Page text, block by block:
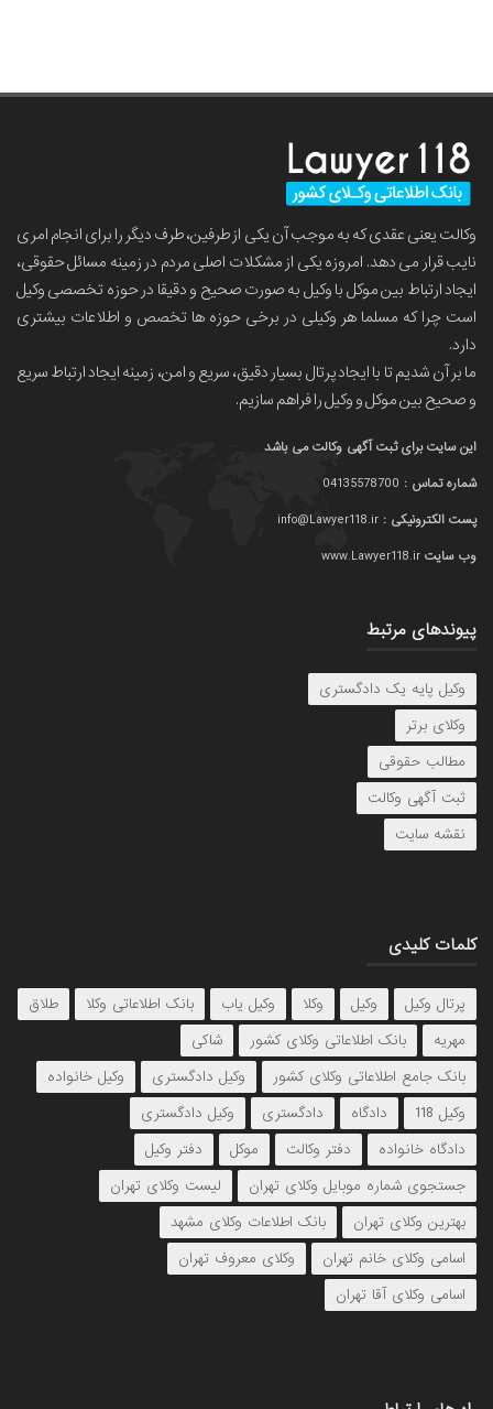
وکالت یعنی عقدی که به موجب آن یکی از طرفین، طرف دیگر را برای انجام امری
نایب قرار می دهد. امروزه یکی از مشکلات اصلی مردم در زمینه مسائل حقوقی،
ایجاد ارتباط بین موکل با وکیل به صورت صحیح و دقیقا در حوزه تخصصی وکیل
است چرا که مسلما هر وکیلی در برخی حوزه ها تخصص و اطلاعات بیشتری
دارد.
ما بر آن شدیم تا با ایجاد پرتال بسیار دقیق، سریع و امن، زمینه ایجاد ارتباط سریع
و صحیح بین موکل و وکیل را فراهم سازیم.
این سایت برای ثبت آگهی وکالت می باشد
شماره تماس : 04135578700
پست الکترونیکی :
وب سایت
پیوندهای مرتبط
وکیل پایه یک دادگستری
وکلای برتر
مطالب حقوقی
ثبت آگهی وکالت
نقشه سایت
کلمات کلیدی
پرتال وکیل وکیل وکلا وکیل یاب بانک اطلاعاتی وکلا
طلاق
مهریه
بانک اطلاعاتی وکلای کشور
شاکی
بانک جامع اطلاعاتی وکلای کشور
وکیل دادگستری
وکیل خانواده
وکیل 118
دادگاه دادگستری
وکیل دادگستری
دادگاه خانواده
دفتر وکالت موکل
دفتر وکیل
جستجوی شماره موبایل وکلای تهران
لیست وکلای تهران
بهترین وکلای تهران
بانک اطلاعات وکلای مشهد
اسامی وکلای خانم تهران
وکلای معروف تهران
اسامی وکلای آقا تهران